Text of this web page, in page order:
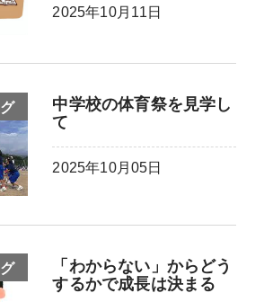
2025年10月11日
中学校の体育祭を見学し
て
2025年10月05日
「わからない」からどう
するかで成長は決まる